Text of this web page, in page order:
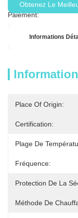
Conditions De
Paiement:
T/T
Obtenez Le
Informations
Place Of Origin:
Certification:
Plage De
Fréquence:
Protection De La
Méthode De